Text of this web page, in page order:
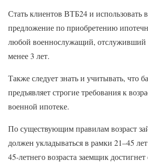
Стать клиентов ВТБ24 и использовать
предложение по приобретению
любой военнослужащий,
менее 3 лет.
Также следует знать и учитывать, что
предъявляет строгие требования к
военной ипотеке.
По существующим правилам возраст
должен укладываться в рамки 21–45
45-летнего возраста заемщик